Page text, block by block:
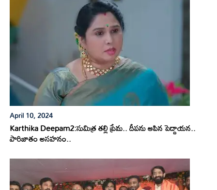
April 10, 2024
Karthika Deepam2:సుమిత్ర తల్లి ప్రేమ.. దీపను ఆపిన పెద్దాయన..
పారిజాతం అసహనం..